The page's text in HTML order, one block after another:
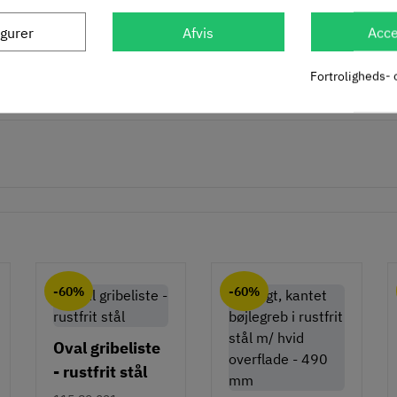
i beskrivelse)
-60%
Oval gribeliste
- rustfrit stål
-60%
Afvis
Fortroligheds-